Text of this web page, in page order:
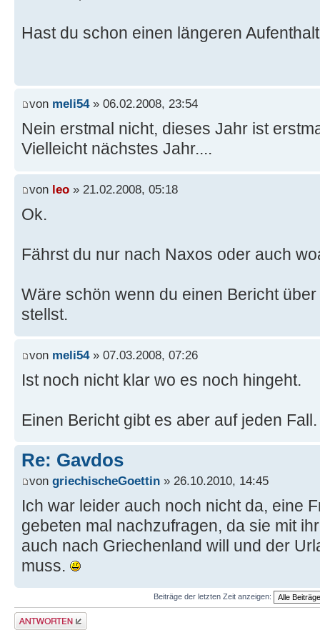
Hast du schon einen längeren
von meli54» 06.02.2008, 23:54
Nein erstmal nicht, dieses Jahr ist
Vielleicht nächstes Jahr....
von leo » 21.02.2008, 05:18
Ok.
Fährst du nur nach Naxos oder auch
Wäre schön wenn du einen Bericht
stellst.
von meli54» 07.03.2008, 07:26
Ist noch nicht klar wo es noch hingeht.
Einen Bericht gibt es aber auf jeden Fall.
Re: Gavdos
von griechischeGoettin » 26.10.2010, 14:45
Ich war leider auch noch nicht da, eine
gebeten mal nachzufragen, da sie mit
auch nach Griechenland will und der
muss.
Beiträge der letzten Zeit anzeigen:
Antwort erstellen